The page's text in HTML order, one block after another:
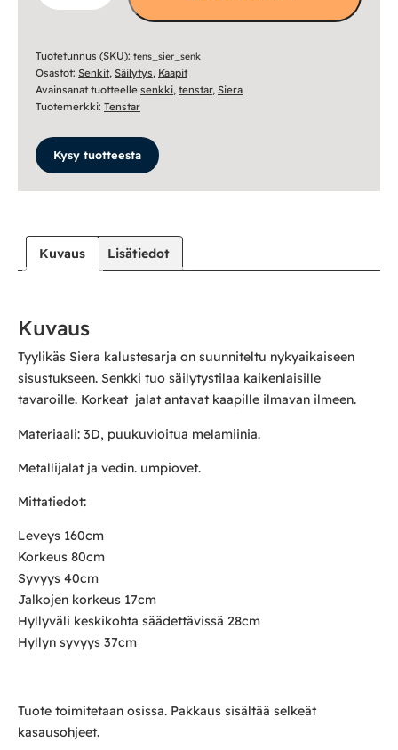
määrä
Tuotetunnus (SKU): tens_sier_senk
Osastot: Senkit, Säilytys, Kaapit
Avainsanat tuotteelle senkki, tenstar, Siera
Tuotemerkki: Tenstar
Kysy tuotteesta
Kuvaus Lisätiedot
Kuvaus
Tyylikäs Siera kalustesarja on suunniteltu nykyaikaiseen
sisustukseen. Senkki tuo säilytystilaa kaikenlaisille
tavaroille. Korkeat jalat antavat kaapille ilmavan ilmeen.
Materiaali: 3D, puukuvioitua melamiinia.
Metallijalat ja vedin. umpiovet.
Mittatiedot:
Leveys 160cm
Korkeus 80cm
Syvyys 40cm
Jalkojen korkeus 17cm
Hyllyväli keskikohta säädettävissä 28cm
Hyllyn syvyys 37cm
Tuote toimitetaan osissa. Pakkaus sisältää selkeät
kasausohjeet.